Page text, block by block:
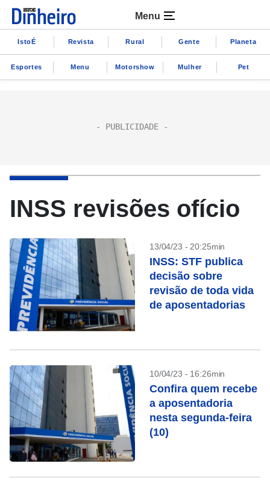
Menu
IstoÉ Revista Rural Gente Planeta
Esportes Menu Motorshow Mulher Pet
INSS revisões ofício
13/04/23 - 20:25min
INSS: STF publica
decisão sobre
revisão de toda vida
de aposentadorias
10/04/23 - 16:26min
Confira quem recebe
a aposentadoria
nesta segunda-feira
(10)